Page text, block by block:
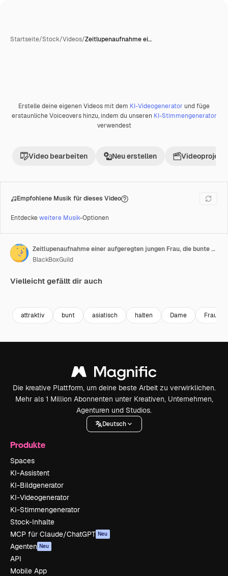
Startseite/Stock/Videos/Zeitlupenaufnahme ei…
Premium
Erstelle deine eigenen Videos mit dem KI-Videogenerator und füge
erstaunliche Voiceovers hinzu, indem du unseren KI-Stimmengenerator
verwendest
Video bearbeiten Neu erstellen Videoprojekt
Empfohlene Musik für dieses Video
Entdeckeweitere Musik-Optionen
Zeitlupenaufnahme einer aufgeregten jungen Frau, die bunte Einkaufstüten hält und in die Kamera lächelt.
BlackBoxGuild
Vielleicht gefällt dir auch
attraktiv bunt asiatisch halten Dame Frau
Die kreative Plattform, um deine beste Arbeit zu verwirklichen.
Mehr als 1 Million Abonnenten unter Kreativen, Unternehmen,
Agenturen und Studios.
Deutsch
Produkte
Spaces
KI-Assistent
KI-Bildgenerator
KI-Videogenerator
KI-Stimmengenerator
Stock-Inhalte
MCP für Claude/ChatGPT Neu
Agenten Neu
API
Mobile App